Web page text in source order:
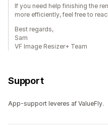
If you need help finishing the
more efficiently, feel free to
Best regards,
Sam
VF Image Resizer+ Team
Support
App-support leveres af ValueFly.